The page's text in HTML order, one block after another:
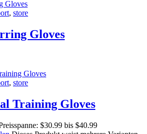
, store
Gloves
, store
Training Gloves
$30.99 bis $40.99